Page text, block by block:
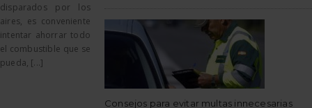
disparados por los
aires, es conveniente
intentar ahorrar todo
el combustible que se
pueda, [...]
Consejos para evitar multas innecesarias